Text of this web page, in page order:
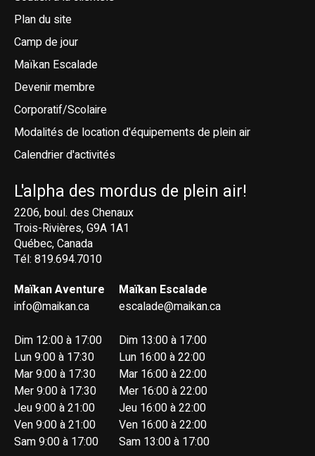
Plan du site
Camp de jour
Maïkan Escalade
Devenir membre
Corporatif/Scolaire
Modalités de location d'équipements de plein air
Calendrier d'activités
L'alpha des mordus de plein air!
2206, boul. des Chenaux
Trois-Rivières, G9A 1A1
Québec, Canada
Tél: 819.694.7010
Maïkan Aventure
info@maikan.ca
Dim 12:00 à 17:00
Lun 9:00 à 17:30
Mar 9:00 à 17:30
Mer 9:00 à 17:30
Jeu 9:00 à 21:00
Ven 9:00 à 21:00
Sam 9:00 à 17:00
Maïkan Escalade
escalade@maikan.ca
Dim 13:00 à 17:00
Lun 16:00 à 22:00
Mar 16:00 à 22:00
Mer 16:00 à 22:00
Jeu 16:00 à 22:00
Ven 16:00 à 22:00
Sam 13:00 à 17:00